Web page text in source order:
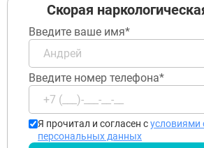
Скорая
Введите ваше имя*
Введите номер телефона*
Я прочитал и согласен сусловиями
персональных данных
Отправить
Оставляя заявку Вы
Отправить
Оставляя заявку Вы
Оставляя заявку Вы
Фрязино
Дзержинский
Солнечногорск
Краснознаменск
Кашира
Апрелевка
Звенигород
Протвино
Шатура
Истра